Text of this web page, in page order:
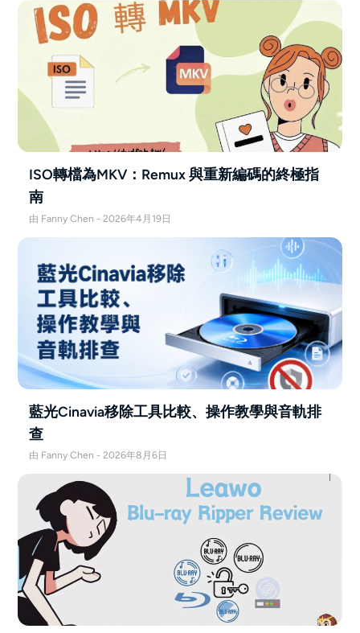
ISO轉檔為MKV：Remux 與重新編碼的終極指
南
由 Fanny Chen - 2026年4月19日
藍光Cinavia移除工具比較、操作教學與音軌排
查
由 Fanny Chen - 2026年8月6日